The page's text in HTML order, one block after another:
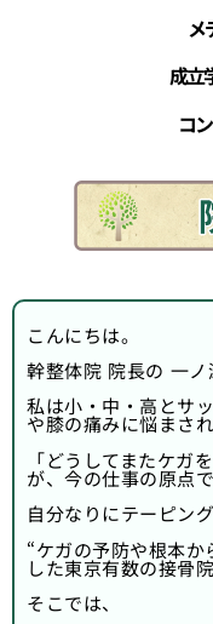
メ
成立
コ
こんにちは。
幹整体院 院長の 一ノ
私は小・中・高とサ
や膝の痛みに悩まさ
「どうしてまたケガ
が、今の仕事の原点
自分なりにテーピン
“ケガの予防や根本
した東京有数の接骨
そこでは、